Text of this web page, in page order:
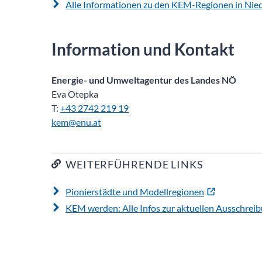
Alle Informationen zu den KEM-Regionen in
Information und Kontakt
Energie- und Umweltagentur des Landes NÖ
Eva Otepka
T: +43 2742 219 19
kem@enu.at
WEITERFÜHRENDE LINKS
Pionierstädte und Modellregionen
KEM werden: Alle Infos zur aktuellen